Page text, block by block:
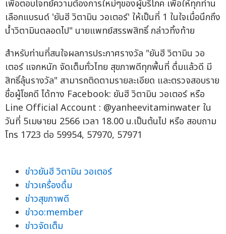
เพื่อตอบโจทย์ความต้องการใหม่ๆของผู้บริโภค เพื่อให้ทุกท่าน
เลือกแบรนด์ 'ยันฮี วิตามิน วอเตอร์' ให้เป็นที่ 1 ในใจเมื่อนึกถึง
น้ำวิตามินตลอดไป" นายแพทย์สรรพสิทธิ์ กล่าวทิ้งท้าย
สำหรับท่านที่สนใจผลการประกาศรางวัล "ยันฮี วิตามิน วอ
เตอร์ แจกหนัก จัดเต็มทั่วไทย สุขภาพดีทุกพื้นที่ ดื่มแล้วดี มี
สิทธิ์ลุ้นรางวัล" สามารถติดตามรายละเอียด และตรวจสอบราย
ชื่อผู้โชคดี ได้ทาง Facebook: ยันฮี วิตามิน วอเตอร์ หรือ
Line Official Account : @yanheevitaminwater ใน
วันที่ 5เมษายน 2566 เวลา 18.00 น.เป็นต้นไป หรือ สอบถาม
โทร 1723 ต่อ 59954, 57970, 57971
ข่าวยันฮี วิตามิน วอเตอร์
ข่าวเครื่องดื่ม
ข่าวสุขภาพดี
ข่าวo:member
ข่าวจัดเต็ม